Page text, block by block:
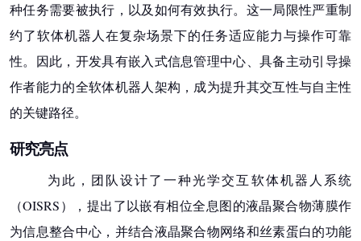
种任务需要被执行，以及如何有效执行。这一局限性严重制
约了软体机器人在复杂场景下的任务适应能力与操作可靠
性。因此，开发具有嵌入式信息管理中心、具备主动引导操
作者能力的全软体机器人架构，成为提升其交互性与自主性
的关键路径。
研究亮点
为此，团队设计了一种光学交互软体机器人系统
（OISRS），提出了以嵌有相位全息图的液晶聚合物薄膜作
为信息整合中心，并结合液晶聚合物网络和丝素蛋白的功能